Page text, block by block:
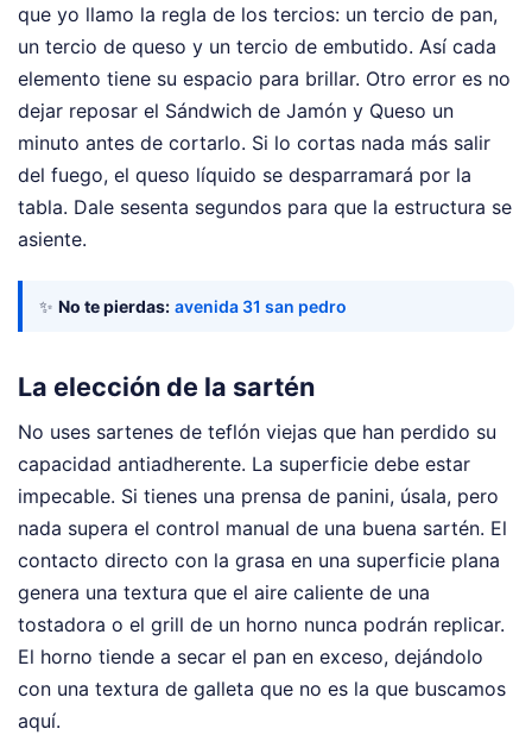
que yo llamo la regla de los tercios: un tercio de pan,
un tercio de queso y un tercio de embutido. Así cada
elemento tiene su espacio para brillar. Otro error es no
dejar reposar el Sándwich de Jamón y Queso un
minuto antes de cortarlo. Si lo cortas nada más salir
del fuego, el queso líquido se desparramará por la
tabla. Dale sesenta segundos para que la estructura se
asiente.
✨ No te pierdas: avenida 31 san pedro
La elección de la sartén
No uses sartenes de teflón viejas que han perdido su
capacidad antiadherente. La superficie debe estar
impecable. Si tienes una prensa de panini, úsala, pero
nada supera el control manual de una buena sartén. El
contacto directo con la grasa en una superficie plana
genera una textura que el aire caliente de una
tostadora o el grill de un horno nunca podrán replicar.
El horno tiende a secar el pan en exceso, dejándolo
con una textura de galleta que no es la que buscamos
aquí.